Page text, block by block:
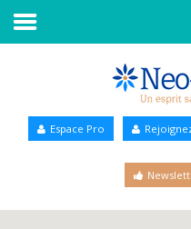
Annuaire Bien-être
Espace Pro